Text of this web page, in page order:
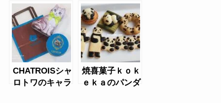
キュイショコラ
ヨーコ
CHATROISシャ
ロトワのキャラ
焼喜菓子ｋｏｋ
ｅｋａのパンダ